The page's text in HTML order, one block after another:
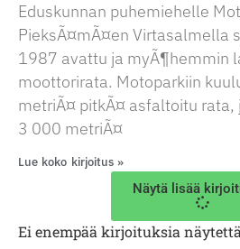
Eduskunnan puhemiehelle
PieksÃ¤mÃ¤en Virtasalmella
1987 avattu ja myÃ¶hemmin
moottorirata. Motoparkiin
metriÃ¤ pitkÃ¤ asfaltoitu rata,
3 000 metriÃ¤
Lue koko kirjoitus »
Näytä lisää
Ei enempää kirjoituksia